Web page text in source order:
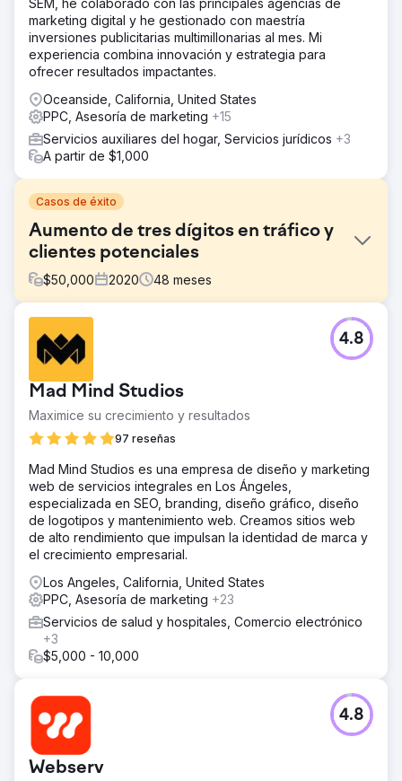
marketing digital y he gestionado con maestría
inversiones publicitarias multimillonarias al mes. Mi
experiencia combina innovación y estrategia para
ofrecer resultados impactantes.
Oceanside, California, United States
PPC, Asesoría de marketing +15
Servicios auxiliares del hogar, Servicios jurídicos +3
A partir de $1,000
Casos de éxito
Aumento de tres dígitos en tráfico y
clientes potenciales
$50,000 2020 48 meses
FMH recurrió a Straight North en busca de una estrategia
para llegar a una audiencia más amplia, aumentar las
oportunidades de ventas y acelerar el crecimiento de sus
ingresos a través de canales de marketing digital.
La solución
Straight North tenía una solución doble: optimización de
pagadas. La campaña de SEO se centró en contenido
fácil de usar, reduciendo la canibalización de palabras
clave y mejorando los enlaces internos. Straight North
aprovechó sus capacidades de inteligencia artificial para
mejorar la campaña de PPC.
Los leads orgánicos aumentaron un 160%. El tráfico
orgánico del sitio web aumentó un 335%. Los clientes
potenciales de búsqueda paga aumentaron un 31%,
mientras que el gasto mensual se mantuvo constante: una
disminución del 24% en el CPA fue el principal impulsor.
Mad Mind Studios
Maximice su crecimiento y resultados
97 reseñas
4.8
Mad Mind Studios es una empresa de diseño y marketing
web de servicios integrales en Los Ángeles,
especializada en SEO, branding, diseño gráfico, diseño
de logotipos y mantenimiento web. Creamos sitios web
de alto rendimiento que impulsan la identidad de marca y
el crecimiento empresarial.
Los Angeles, California, United States
PPC, Asesoría de marketing +23
Servicios de salud y hospitales, Comercio electrónico
+3
$5,000 - 10,000
Webserv
4.8